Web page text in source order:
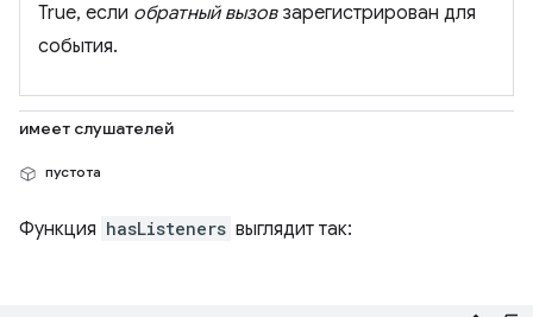
True, если обратный вызовзарегистрирован для
события.
имеет слушателей
пустота
Функция hasListeners выглядит так: